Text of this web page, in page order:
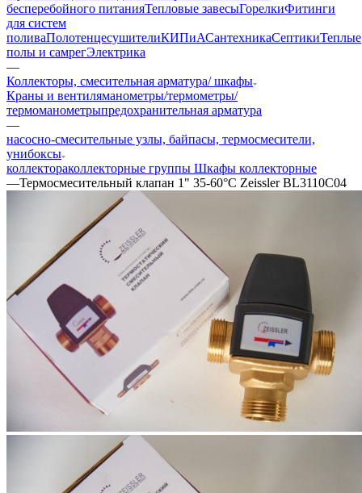
бесперебойного питанияТепловые завесыГорелкиФитинги
для систем
поливаПолотенцесушителиКИПиАСантехникаСептикиТеплые
полы и самрегЭлектрика
—
Коллекторы, смесительная арматура/ шкафы
Краны и вентиляманометры/термометры/
термоманометрыпредохранительная арматура
—
насосно-смесительные узлы, байпасы, термосмесители,
унибоксы
коллектораколлекторные группы Шкафы коллекторные
—Термосмесительный клапан 1" 35-60°С Zeissler BL3110C04